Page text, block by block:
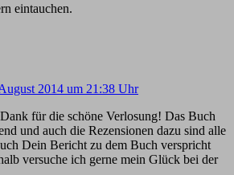
eintauchen.
2014 um 21:38 Uhr
für die schöne Verlosung! Das Buch
und auch die Rezensionen dazu sind alle
Dein Bericht zu dem Buch verspricht
versuche ich gerne mein Glück bei der